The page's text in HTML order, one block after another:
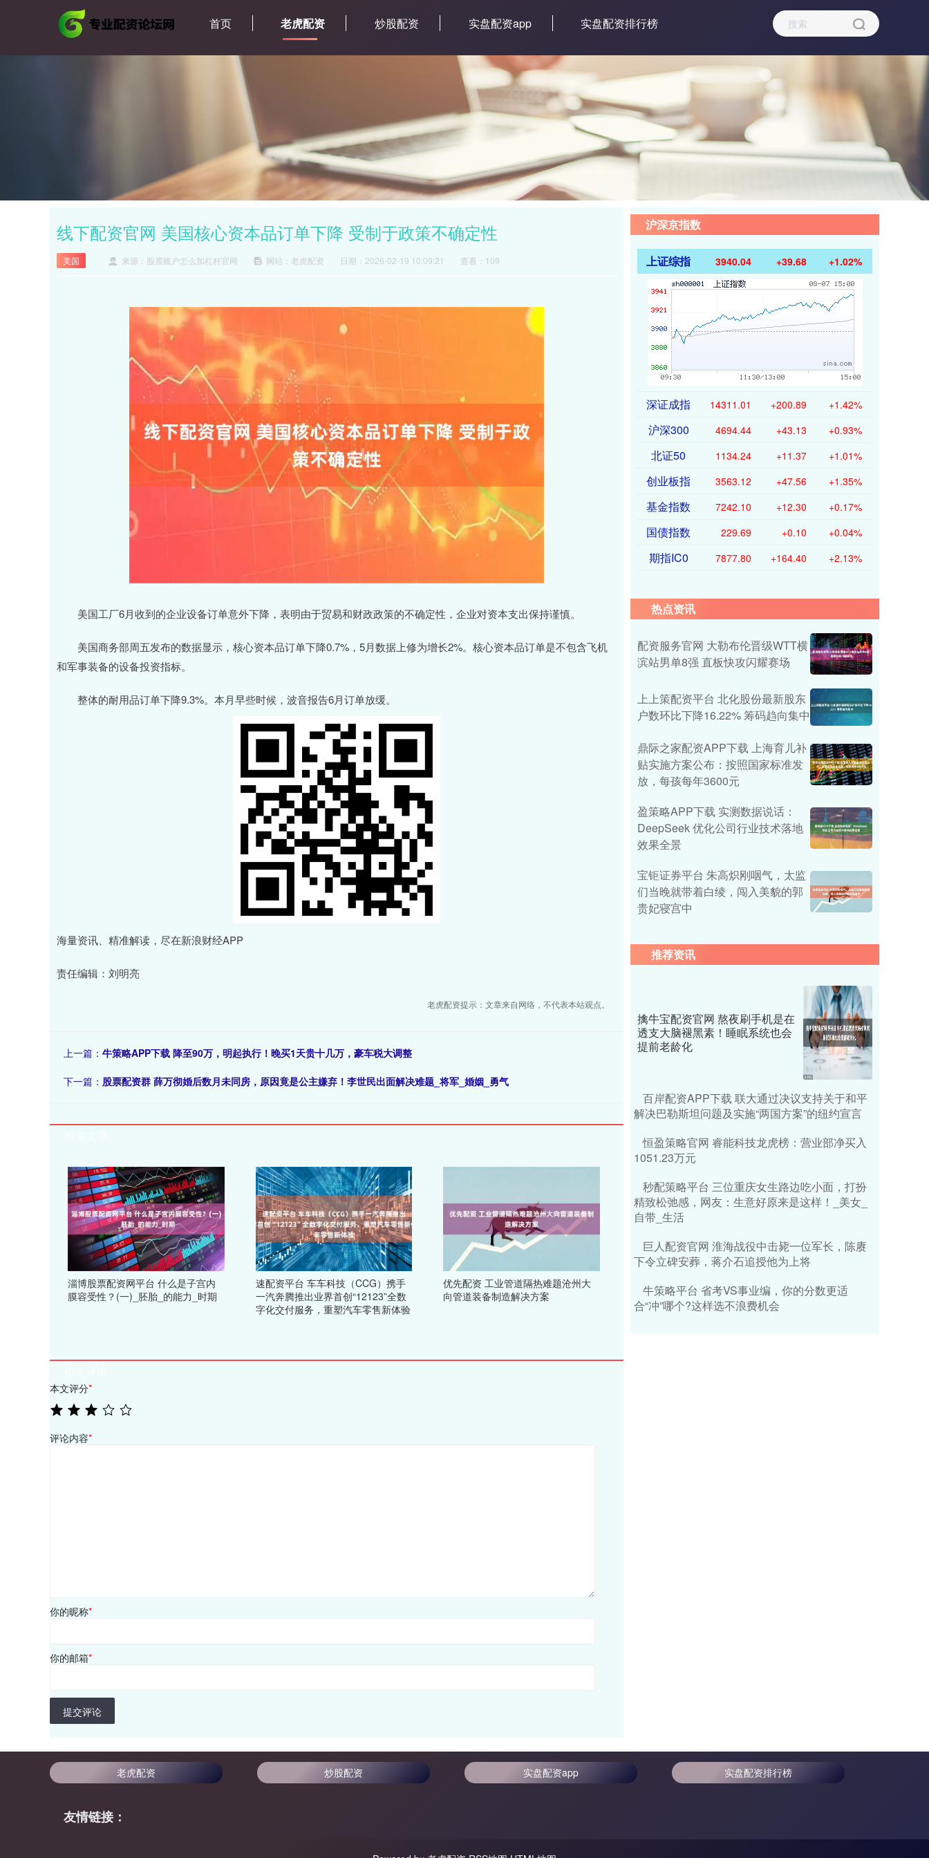
首页 老虎配资 炒股配资 实盘配资app 实盘配资排行榜
线下配资官网 美国核心资本品订单下降 受制于政策不确定性
美国 来源：股票账户怎么加杠杆官网 网站：老虎配资 日期：2026-02-19 10:09:21 查看：109
美国工厂6月收到的企业设备订单意外下降，表明由于贸易和财政政策的不确定性，企业对资本支出保持谨慎。
美国商务部周五发布的数据显示，核心资本品订单下降0.7%，5月数据上修为增长2%。核心资本品订单是不包含飞机
和军事装备的设备投资指标。
整体的耐用品订单下降9.3%。本月早些时候，波音报告6月订单放缓。
海量资讯、精准解读，尽在新浪财经APP
责任编辑：刘明亮
老虎配资提示：文章来自网络，不代表本站观点。
上一篇： 牛策略APP下载 降至90万，明起执行！晚买1天贵十几万，豪车税大调整
下一篇： 股票配资群 薛万彻婚后数月未同房，原因竟是公主嫌弃！李世民出面解决难题_将军_婚姻_勇气
淄博股票配资网平台 什么是子宫内
膜容受性？(一)_胚胎_的能力_时期
速配资平台 车车科技（CCG）携手
一汽奔腾推出业界首创“12123”全数
字化交付服务，重塑汽车零售新体验
优先配资 工业管道隔热难题沧州大
向管道装备制造解决方案
本文评分*
评论内容*
你的昵称*
你的邮箱*
提交评论
沪深京指数
上证综指 3940.04 +39.68 +1.02%
深证成指 14311.01 +200.89 +1.42%
沪深300 4694.44 +43.13 +0.93%
北证50 1134.24 +11.37 +1.01%
创业板指 3563.12 +47.56 +1.35%
基金指数 7242.10 +12.30 +0.17%
国债指数 229.69 +0.10 +0.04%
期指IC0 7877.80 +164.40 +2.13%
热点资讯
配资服务官网 大勒布伦晋级WTT横
滨站男单8强 直板快攻闪耀赛场
上上策配资平台 北化股份最新股东
户数环比下降16.22% 筹码趋向集中
鼎际之家配资APP下载 上海育儿补
贴实施方案公布：按照国家标准发
放，每孩每年3600元
盈策略APP下载 实测数据说话：
DeepSeek 优化公司行业技术落地
效果全景
宝钜证券平台 朱高炽刚咽气，太监
们当晚就带着白绫，闯入美貌的郭
贵妃寝宫中
推荐资讯
擒牛宝配资官网 熬夜刷手机是在
透支大脑褪黑素！睡眠系统也会
提前老龄化
百岸配资APP下载 联大通过决议支持关于和平
解决巴勒斯坦问题及实施“两国方案”的纽约宣言
恒盈策略官网 睿能科技龙虎榜：营业部净买入
1051.23万元
秒配策略平台 三位重庆女生路边吃小面，打扮
精致松弛感，网友：生意好原来是这样！_美女_
自带_生活
巨人配资官网 淮海战役中击毙一位军长，陈赓
下令立碑安葬，蒋介石追授他为上将
牛策略平台 省考VS事业编，你的分数更适
合“冲”哪个?这样选不浪费机会
老虎配资 炒股配资 实盘配资app 实盘配资排行榜
友情链接：